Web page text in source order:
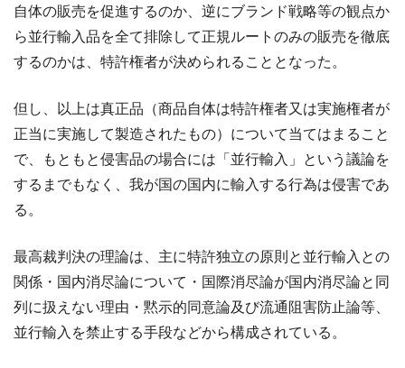
自体の販売を促進するのか、逆にブランド戦略等の観点か
ら並行輸入品を全て排除して正規ルートのみの販売を徹底
するのかは、特許権者が決められることとなった。
但し、以上は真正品（商品自体は特許権者又は実施権者が
正当に実施して製造されたもの）について当てはまること
で、もともと侵害品の場合には「並行輸入」という議論を
するまでもなく、我が国の国内に輸入する行為は侵害であ
る。
最高裁判決の理論は、主に特許独立の原則と並行輸入との
関係・国内消尽論について・国際消尽論が国内消尽論と同
列に扱えない理由・黙示的同意論及び流通阻害防止論等、
並行輸入を禁止する手段などから構成されている。